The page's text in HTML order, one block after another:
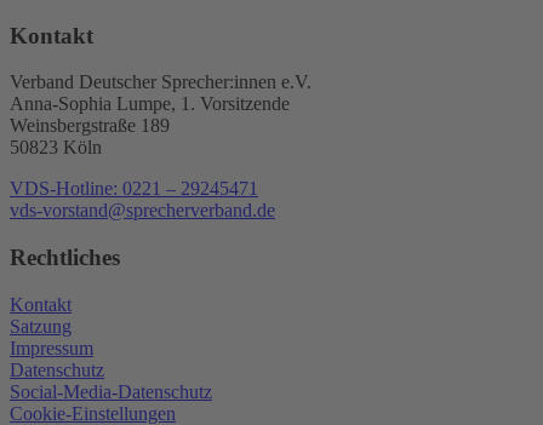
Kontakt
Verband Deutscher Sprecher:innen e.V.
Anna-Sophia Lumpe, 1. Vorsitzende
Weinsbergstraße 189
50823 Köln
VDS-Hotline: 0221 – 29245471
vds-vorstand@sprecherverband.de
Rechtliches
Kontakt
Satzung
Impressum
Datenschutz
Social-Media-Datenschutz
Cookie-Einstellungen